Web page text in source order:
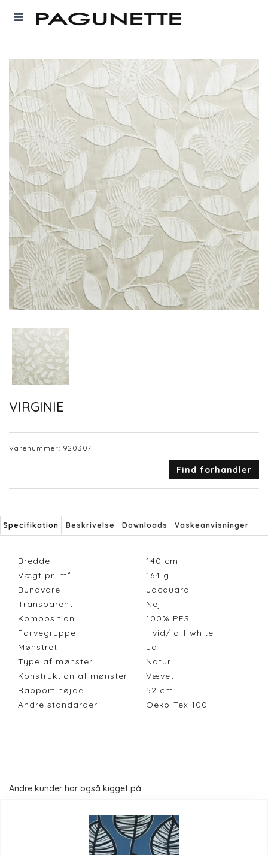
VIRGINIE
Varenummer: 920307
Find forhandler
Specifikation Beskrivelse Downloads Vaskeanvisninger
Bredde 140 cm
Vægt pr. m²
164 g
Bundvare
Jacquard
Transparent
Nej
Komposition
100% PES
Farvegruppe
Hvid/ off white
Mønstret
Ja
Type af mønster
Natur
Konstruktion af mønster
Vævet
Rapport højde
52 cm
Andre standarder
Oeko-Tex 100
Andre kunder har også kigget på